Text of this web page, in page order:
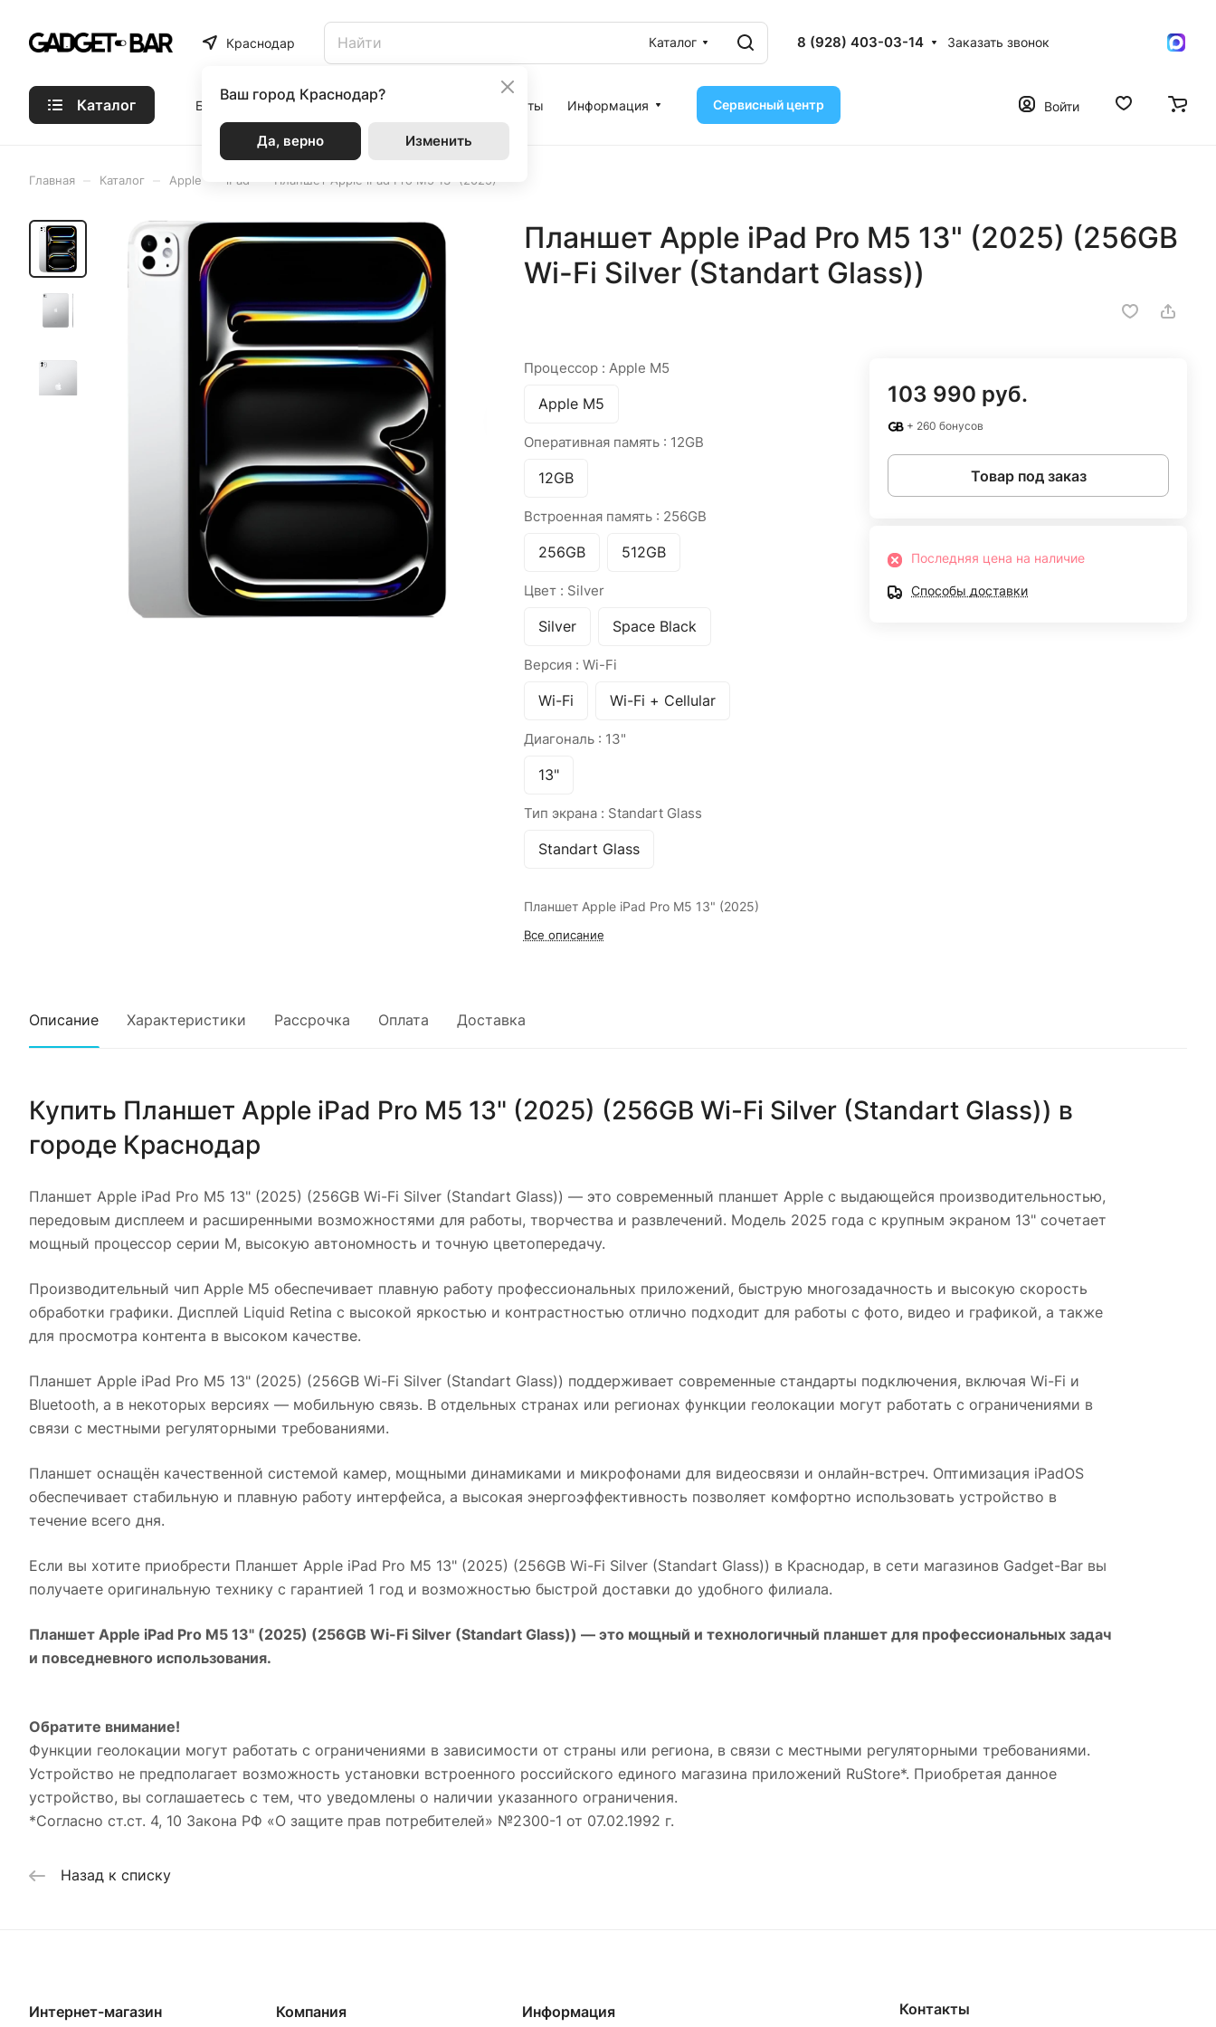
Краснодар
Ваш город Краснодар?
Да, верно Изменить
Каталог 8 (928) 403-03-14 Заказать звонок
Каталог Бренды Статьи Акции Контакты Информация Сервисный центр Войти
Главная Каталог Apple iPad Планшет Apple iPad Pro M5 13" (2025)
Планшет Apple iPad Pro M5 13" (2025) (256GB
Wi-Fi Silver (Standart Glass))
Процессор : Apple M5
Apple M5
Оперативная память : 12GB
12GB
Встроенная память : 256GB
256GB 512GB
Цвет : Silver
Silver Space Black
Версия : Wi-Fi
Wi-Fi Wi-Fi + Cellular
Диагональ : 13"
13"
Тип экрана : Standart Glass
Standart Glass
Планшет Apple iPad Pro M5 13" (2025)
Все описание
103 990 руб.
+ 260 бонусов
Товар под заказ
Последняя цена на наличие
Способы доставки
Описание Характеристики Рассрочка Оплата Доставка
Купить Планшет Apple iPad Pro M5 13" (2025) (256GB Wi-Fi Silver (Standart Glass)) в
городе Краснодар
Планшет Apple iPad Pro M5 13" (2025) (256GB Wi-Fi Silver (Standart Glass)) — это современный планшет Apple с выдающейся производительностью,
передовым дисплеем и расширенными возможностями для работы, творчества и развлечений. Модель 2025 года с крупным экраном 13" сочетает
мощный процессор серии M, высокую автономность и точную цветопередачу.
Производительный чип Apple M5 обеспечивает плавную работу профессиональных приложений, быструю многозадачность и высокую скорость
обработки графики. Дисплей Liquid Retina с высокой яркостью и контрастностью отлично подходит для работы с фото, видео и графикой, а также
для просмотра контента в высоком качестве.
Планшет Apple iPad Pro M5 13" (2025) (256GB Wi-Fi Silver (Standart Glass)) поддерживает современные стандарты подключения, включая Wi-Fi и
Bluetooth, а в некоторых версиях — мобильную связь. В отдельных странах или регионах функции геолокации могут работать с ограничениями в
связи с местными регуляторными требованиями.
Планшет оснащён качественной системой камер, мощными динамиками и микрофонами для видеосвязи и онлайн-встреч. Оптимизация iPadOS
обеспечивает стабильную и плавную работу интерфейса, а высокая энергоэффективность позволяет комфортно использовать устройство в
течение всего дня.
Если вы хотите приобрести Планшет Apple iPad Pro M5 13" (2025) (256GB Wi-Fi Silver (Standart Glass)) в Краснодар, в сети магазинов Gadget-Bar вы
получаете оригинальную технику с гарантией 1 год и возможностью быстрой доставки до удобного филиала.
Планшет Apple iPad Pro M5 13" (2025) (256GB Wi-Fi Silver (Standart Glass)) — это мощный и технологичный планшет для профессиональных задач
и повседневного использования.
Обратите внимание!
Функции геолокации могут работать с ограничениями в зависимости от страны или региона, в связи с местными регуляторными требованиями.
Устройство не предполагает возможность установки встроенного российского единого магазина приложений RuStore*. Приобретая данное
устройство, вы соглашаетесь с тем, что уведомлены о наличии указанного ограничения.
*Согласно ст.ст. 4, 10 Закона РФ «О защите прав потребителей» №2300-1 от 07.02.1992 г.
Назад к списку
Интернет-магазин Компания Информация Контакты